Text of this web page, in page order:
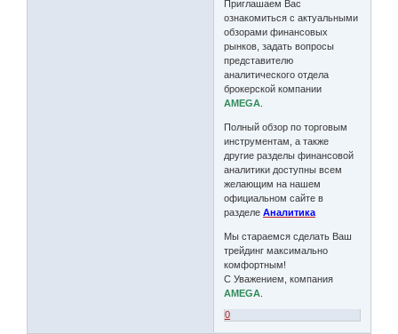
Приглашаем Вас
ознакомиться с актуальными
обзорами финансовых
рынков, задать вопросы
представителю
аналитического отдела
брокерской компании
AMEGA
Полный обзор по торговым
инструментам, а также
другие разделы финансовой
аналитики доступны всем
желающим на нашем
официальном сайте в
разделеАналитика
Мы стараемся сделать Ваш
трейдинг максимально
комфортным!
С Уважением, компания
AMEGA
0